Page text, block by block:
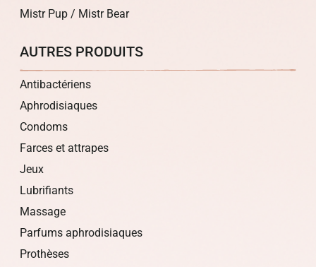
Mistr Pup / Mistr Bear
AUTRES PRODUITS
Antibactériens
Aphrodisiaques
Condoms
Farces et attrapes
Jeux
Lubrifiants
Massage
Parfums aphrodisiaques
Prothèses